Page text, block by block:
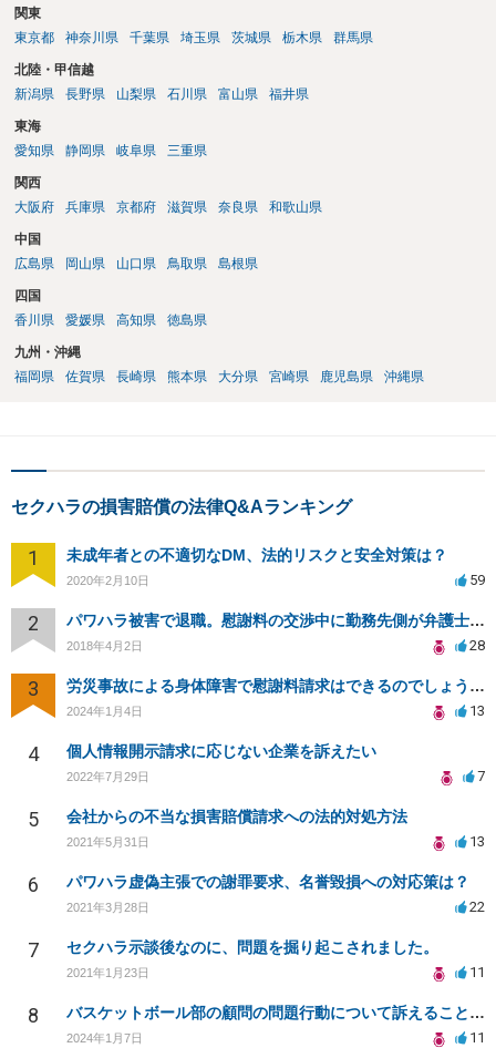
関東
東京都
神奈川県 千葉県 埼玉県 茨城県 栃木県 群馬県
北陸・甲信越
新潟県
長野県 山梨県 石川県 富山県 福井県
東海
愛知県
静岡県 岐阜県 三重県
関西
大阪府
兵庫県 京都府 滋賀県 奈良県 和歌山県
中国
広島県
岡山県 山口県 鳥取県 島根県
四国
香川県
愛媛県 高知県 徳島県
九州・沖縄
福岡県
佐賀県 長崎県 熊本県 大分県 宮崎県 鹿児島県 沖縄県
セクハラの損害賠償の法律Q&Aランキング
1 未成年者との不適切なDM、法的リスクと安全対策は？
2020年2月10日 59
2 パワハラ被害で退職。慰謝料の交渉中に勤務先側が弁護士を立ててきました
2018年4月2日 28
3 労災事故による身体障害で慰謝料請求はできるのでしょうか？
2024年1月4日 13
4 個人情報開示請求に応じない企業を訴えたい
2022年7月29日 7
5 会社からの不当な損害賠償請求への法的対処方法
2021年5月31日 13
6 パワハラ虚偽主張での謝罪要求、名誉毀損への対応策は？
2021年3月28日 22
7 セクハラ示談後なのに、問題を掘り起こされました。
2021年1月23日 11
8 バスケットボール部の顧問の問題行動について訴えることは可能でしょうか？
2024年1月7日 11